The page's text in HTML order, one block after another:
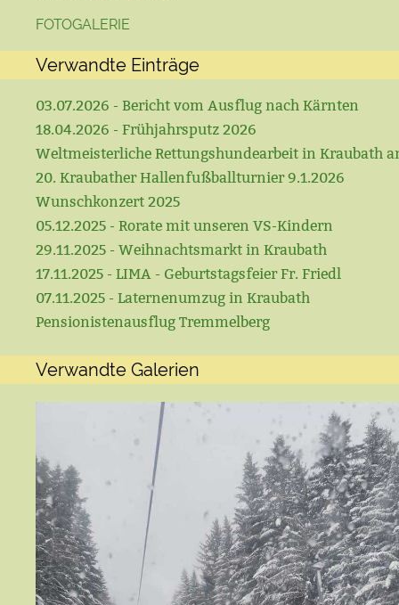
FOTOGALERIE
Verwandte Einträge
03.07.2026 - Bericht vom Ausflug nach Kärnten
18.04.2026 - Frühjahrsputz 2026
Weltmeisterliche Rettungshundearbeit in Kraubath
20. Kraubather Hallenfußballturnier 9.1.2026
Wunschkonzert 2025
05.12.2025 - Rorate mit unseren VS-Kindern
29.11.2025 - Weihnachtsmarkt in Kraubath
17.11.2025 - LIMA - Geburtstagsfeier Fr. Friedl
07.11.2025 - Laternenumzug in Kraubath
Pensionistenausflug Tremmelberg
Verwandte Galerien